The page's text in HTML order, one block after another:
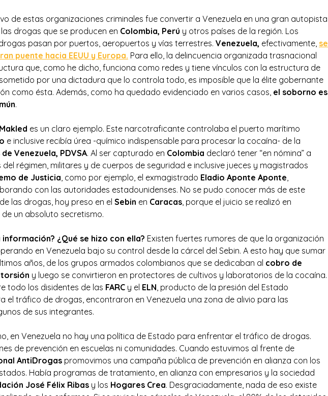
de estas organizaciones criminales fue convertir a Venezuela en una gran autopista
drogas que se producen en Colombia, Perú y otros países de la región. Los
pasan por puertos, aeropuertos y vías terrestres. Venezuela, efectivamente, se
puente hacia EEUU y Europa. Para ello, la delincuencia organizada trasnacional
que, como he dicho, funciona como redes y tiene vínculos con la estructura de
por una dictadura que lo controla todo, es imposible que la élite gobernante
como ésta. Además, como ha quedado evidenciado en varios casos, el soborno es
.
es un claro ejemplo. Este narcotraficante controlaba el puerto marítimo
e inclusive recibía úrea -químico indispensable para procesar la cocaína- de la
Venezuela, PDVSA. Al ser capturado en Colombia declaró tener “en nómina” a
régimen, militares y de cuerpos de seguridad e inclusive jueces y magistrados
de Justicia, como por ejemplo, el exmagistrado Eladio Aponte Aponte,
con las autoridades estadounidenses. No se pudo conocer más de este
las drogas, hoy preso en el Sebin en Caracas, porque el juicio se realizó en
un absoluto secretismo.
¿Qué se hizo con ella? Existen fuertes rumores de que la organización
en Venezuela bajo su control desde la cárcel del Sebin. A esto hay que sumar
años, de los grupos armados colombianos que se dedicaban al cobro de
y luego se convirtieron en protectores de cultivos y laboratorios de la cocaína.
todo los disidentes de las FARC y el ELN, producto de la presión del Estado
el tráfico de drogas, encontraron en Venezuela una zona de alivio para las
de sus integrantes.
en Venezuela no hay una política de Estado para enfrentar el tráfico de drogas.
de prevención en escuelas ni comunidades. Cuando estuvimos al frente de
AntiDrogas promovimos una campaña pública de prevención en alianza con los
Había programas de tratamiento, en alianza con empresarios y la sociedad
José Félix Ribas y los Hogares Crea. Desgraciadamente, nada de eso existe